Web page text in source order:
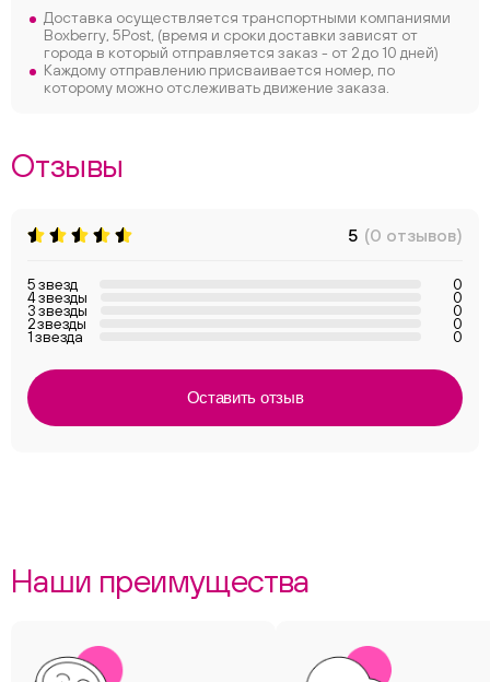
Доставка осуществляется транспортными компаниями
Boxberry, 5Post, (время и сроки доставки зависят от
города в который отправляется заказ - от 2 до 10 дней)
Каждому отправлению присваивается номер, по
которому можно отслеживать движение заказа.
Отзывы
5 (0 отзывов)
5 звезд 0
4 звезды 0
3 звезды 0
2 звезды 0
1 звезда 0
Оставить отзыв
Наши преимущества